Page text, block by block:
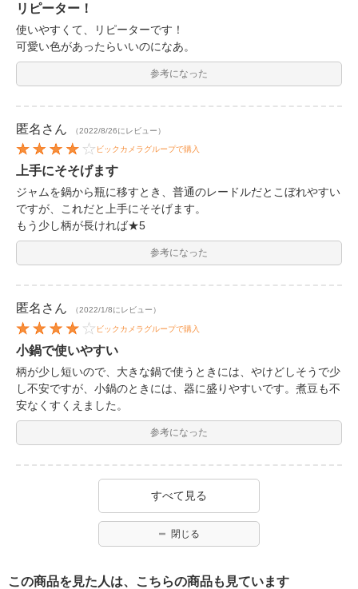
リピーター！
使いやすくて、リピーターです！
可愛い色があったらいいのになあ。
参考になった
匿名 さん （2022/8/26にレビュー）
ビックカメラグループで購入
上手にそそげます
ジャムを鍋から瓶に移すとき、普通のレードルだとこぼれやすい
ですが、これだと上手にそそげます。
もう少し柄が長ければ★5
参考になった
匿名 さん （2022/1/8にレビュー）
ビックカメラグループで購入
小鍋で使いやすい
柄が少し短いので、大きな鍋で使うときには、やけどしそうで少
し不安ですが、小鍋のときには、器に盛りやすいです。煮豆も不
安なくすくえました。
参考になった
すべて見る
閉じる
この商品を見た人は、こちらの商品も見ています